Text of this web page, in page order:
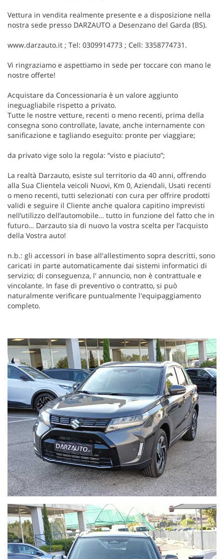
Vettura in vendita realmente presente e a disposizione nella
nostra sede presso DARZAUTO a Desenzano del Garda (BS).
www.darzauto.it ; Tel: 0309914773 ; Cell: 3358774731.
Vi ringraziamo e aspettiamo in sede per toccare con mano le
nostre offerte!
Acquistare da Concessionaria è un valore aggiunto
ineguagliabile rispetto a privato.
Tutte le nostre vetture, recenti o meno recenti, prima della
consegna sono controllate, lavate, anche internamente con
sanificazione e tagliando eseguito: pronte per viaggiare;
da privato vige solo la regola: “visto e piaciuto”;
La realtà Darzauto, esiste sul territorio da 40 anni, offrendo
alla Sua Clientela veicoli Nuovi, Km 0, Aziendali, Usati recenti
o meno recenti, tutti selezionati con cura per offrire prodotti
validi e seguire il Cliente anche qualora capitino imprevisti
nell’utilizzo dell’automobile… tutto in funzione del fatto che in
futuro… Darzauto sia di nuovo la vostra scelta per l’acquisto
della Vostra auto!
n.b.: gli accessori in base all'allestimento sopra descritti, sono
caricati in parte automaticamente dai sistemi informatici di
servizio; di conseguenza, l' annuncio, non è contrattuale e
vincolante. In fase di preventivo o contratto, si può
naturalmente verificare puntualmente l'equipaggiamento
completo.